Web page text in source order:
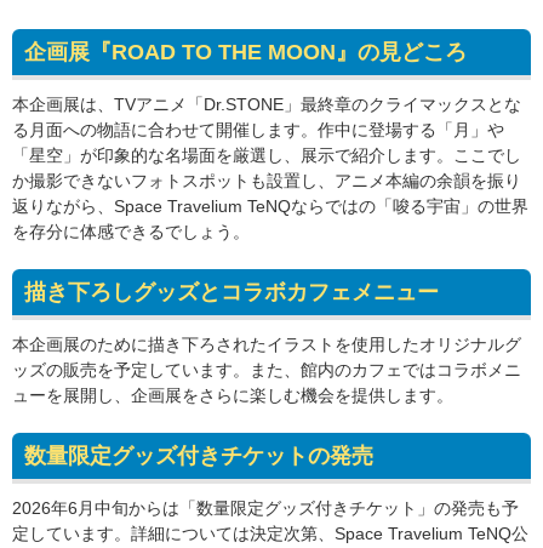
企画展『ROAD TO THE MOON』の見どころ
本企画展は、TVアニメ「Dr.STONE」最終章のクライマックスとな
る月面への物語に合わせて開催します。作中に登場する「月」や
「星空」が印象的な名場面を厳選し、展示で紹介します。ここでし
か撮影できないフォトスポットも設置し、アニメ本編の余韻を振り
返りながら、Space Travelium TeNQならではの「唆る宇宙」の世界
を存分に体感できるでしょう。
描き下ろしグッズとコラボカフェメニュー
本企画展のために描き下ろされたイラストを使用したオリジナルグ
ッズの販売を予定しています。また、館内のカフェではコラボメニ
ューを展開し、企画展をさらに楽しむ機会を提供します。
数量限定グッズ付きチケットの発売
2026年6月中旬からは「数量限定グッズ付きチケット」の発売も予
定しています。詳細については決定次第、Space Travelium TeNQ公